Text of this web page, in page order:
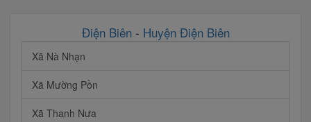
Điện Biên- Huyện Điện Biên
Xã Nà Nhạn
Xã Mường Pồn
Xã Thanh Nưa